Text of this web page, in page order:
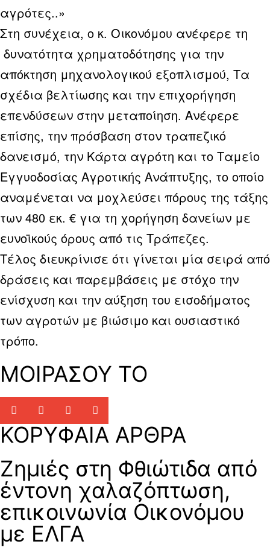
αγρότες..»
Στη συνέχεια, ο κ. Οικονόμου ανέφερε τη
δυνατότητα χρηματοδότησης για την
απόκτηση μηχανολογικού εξοπλισμού, Τα
σχέδια βελτίωσης και την επιχορήγηση
επενδύσεων στην μεταποίηση. Ανέφερε
επίσης, την πρόσβαση στον τραπεζικό
δανεισμό, την Κάρτα αγρότη και το Ταμείο
Εγγυοδοσίας Αγροτικής Ανάπτυξης, το οποίο
αναμένεται να μοχλεύσει πόρους της τάξης
των 480 εκ. € για τη χορήγηση δανείων με
ευνοϊκούς όρους από τις Τράπεζες.
Τέλος διευκρίνισε ότι γίνεται μία σειρά από
δράσεις και παρεμβάσεις με στόχο την
ενίσχυση και την αύξηση του εισοδήματος
των αγροτών με βιώσιμο και ουσιαστικό
τρόπο.
ΜΟΙΡΑΣΟΥ ΤΟ
ΚΟΡΥΦΑΙΑ ΑΡΘΡΑ
Zημιές στη Φθιώτιδα από
έντονη χαλαζόπτωση,
επικοινωνία Οικονόμου
με ΕΛΓΑ